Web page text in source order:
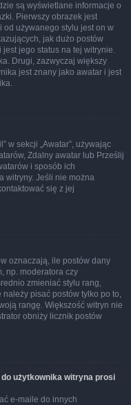
są wyświetlane informacje o
Pierwszy obrazek jest
od używanego stylu jest on w
jak dużo postów
jego status na tej witrynie.
Drugi, zazwyczaj większy
jest znany jako awatar i jest
w sekcji „Awatar”, używając
Zdalny awatar lub Prześlij
i sposób ich
witryny. Jeśli nie można
się z jej
oznaczają, ile postów dany
np. moderatora czy
zmieniać stylu rang,
pisać postów tylko po to,
rangę. Większość witryn nie
obniży licznik postów
użytkownika witryna prosi
e-maile do innych